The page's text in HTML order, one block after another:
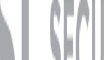
44
- 19:30, Cumartesi 10:00 - 18:00